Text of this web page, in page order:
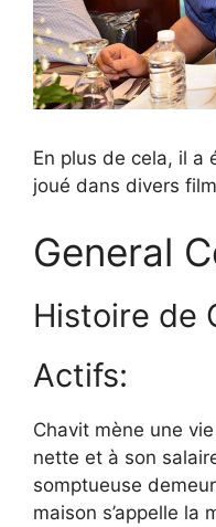
En plus de cela, il a
joué dans divers
General
Histoire de
Actifs:
Chavit mène une
nette et à son
somptueuse
maison s’appelle la